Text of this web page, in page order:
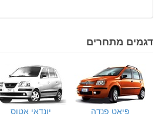
דגמים מתחרים
פיאט פנדה יונדאי אטוס